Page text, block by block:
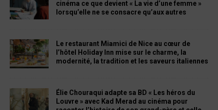
cinéma ce que devient « La vie d’une femme »
lorsqu’elle ne se consacre qu’aux autres
Le restaurant Miamici de Nice au cœur de
l’hôtel Holiday Inn mise sur le charme, la
modernité, la tradition et les saveurs italiennes
Élie Chouraqui adapte sa BD « Les héros du
Louvre » avec Kad Merad au cinéma pour